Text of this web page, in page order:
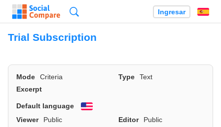
Ingresar
Trial Subscription
Mode Criteria Type
Text
Excerpt
Default language
English
Viewer
Public Editor
Public